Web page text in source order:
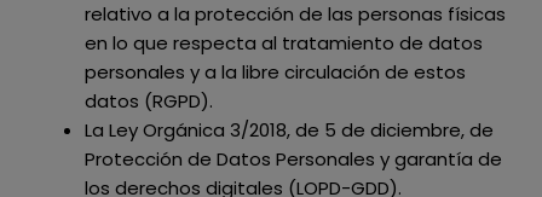
relativo a la protección de las personas físicas
en lo que respecta al tratamiento de datos
personales y a la libre circulación de estos
datos (RGPD).
La Ley Orgánica 3/2018, de 5 de diciembre, de
Protección de Datos Personales y garantía de
los derechos digitales (LOPD-GDD).